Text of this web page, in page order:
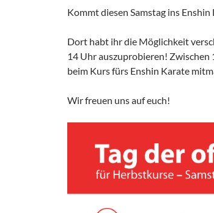
Kommt diesen Samstag ins
Dort habt ihr die Möglichkeit
14 Uhr auszuprobieren!
beim Kurs fürs Enshin Karate
Wir freuen uns auf euch!